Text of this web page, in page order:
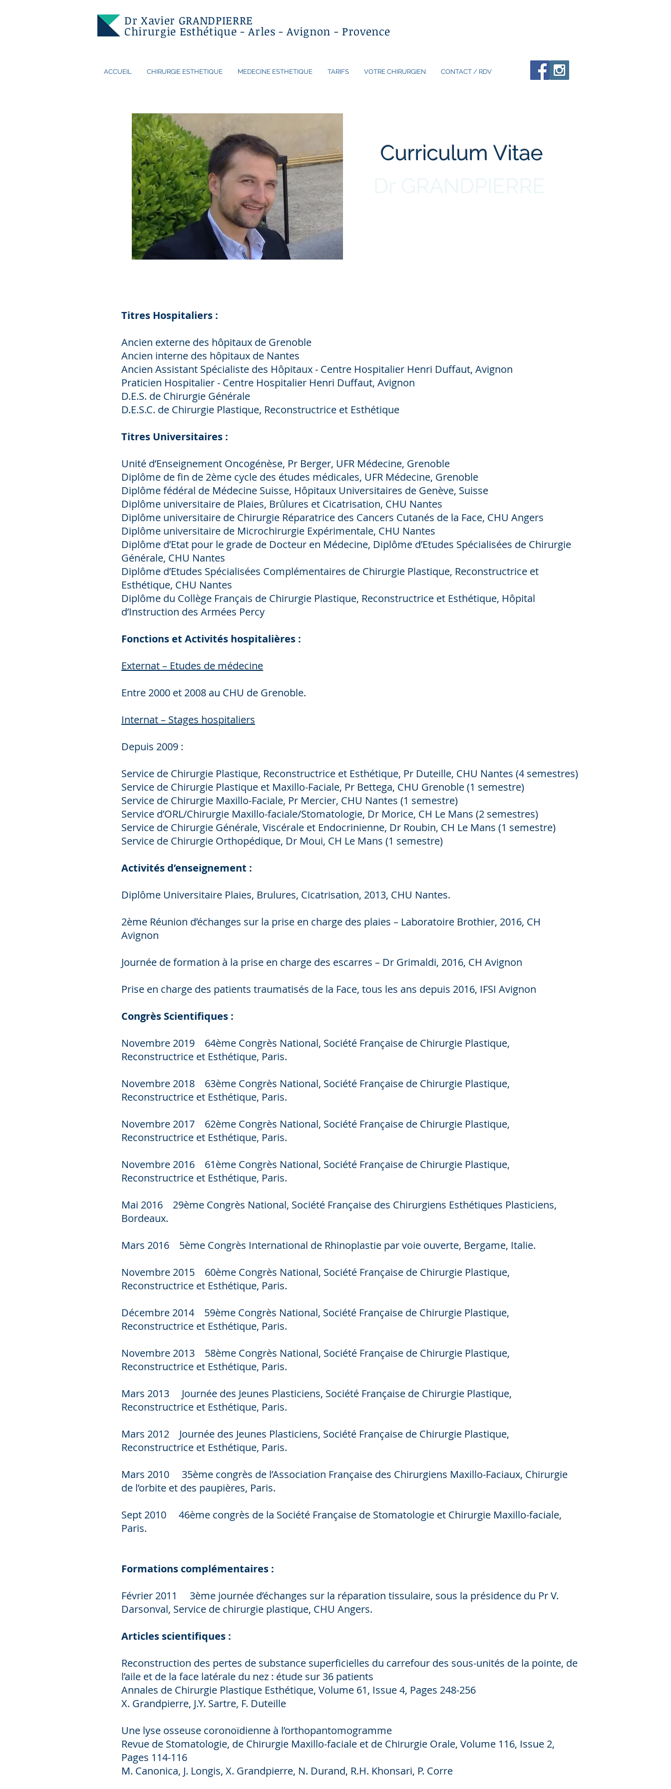
Dr Xavier GRANDPIERRE
Chirurgie Esthétique - Arles - Avignon - Provence
ACCUEIL CHIRURGIE ESTHETIQUE MEDECINE ESTHETIQUE TARIFS VOTRE CHIRURGIEN CONTACT / RDV
Curriculum Vitae
Titres Hospitaliers :
Ancien externe des hôpitaux de Grenoble
Ancien interne des hôpitaux de Nantes
Ancien Assistant Spécialiste des Hôpitaux - Centre Hospitalier Henri Duffaut, Avignon
Praticien Hospitalier - Centre Hospitalier Henri Duffaut, Avignon
D.E.S. de Chirurgie Générale
D.E.S.C. de Chirurgie Plastique, Reconstructrice et Esthétique
Titres Universitaires :
Unité d’Enseignement Oncogénèse, Pr Berger, UFR Médecine, Grenoble
Diplôme de fin de 2ème cycle des études médicales, UFR Médecine, Grenoble
Diplôme fédéral de Médecine Suisse, Hôpitaux Universitaires de Genève, Suisse
Diplôme universitaire de Plaies, Brûlures et Cicatrisation, CHU Nantes
Diplôme universitaire de Chirurgie Réparatrice des Cancers Cutanés de la Face, CHU Angers
Diplôme universitaire de Microchirurgie Expérimentale, CHU Nantes
Diplôme d’Etat pour le grade de Docteur en Médecine, Diplôme d’Etudes Spécialisées de Chirurgie
Générale, CHU Nantes
Diplôme d’Etudes Spécialisées Complémentaires de Chirurgie Plastique, Reconstructrice et
Esthétique, CHU Nantes
Diplôme du Collège Français de Chirurgie Plastique, Reconstructrice et Esthétique, Hôpital
d’Instruction des Armées Percy
Fonctions et Activités hospitalières :
Externat – Etudes de médecine
Entre 2000 et 2008 au CHU de Grenoble.
Internat – Stages hospitaliers
Depuis 2009 :
Service de Chirurgie Plastique, Reconstructrice et Esthétique, Pr Duteille, CHU Nantes (4 semestres)
Service de Chirurgie Plastique et Maxillo-Faciale, Pr Bettega, CHU Grenoble (1 semestre)
Service de Chirurgie Maxillo-Faciale, Pr Mercier, CHU Nantes (1 semestre)
Service d’ORL/Chirurgie Maxillo-faciale/Stomatologie, Dr Morice, CH Le Mans (2 semestres)
Service de Chirurgie Générale, Viscérale et Endocrinienne, Dr Roubin, CH Le Mans (1 semestre)
Service de Chirurgie Orthopédique, Dr Moui, CH Le Mans (1 semestre)
Activités d’enseignement :
Diplôme Universitaire Plaies, Brulures, Cicatrisation, 2013, CHU Nantes.
2ème Réunion d’échanges sur la prise en charge des plaies – Laboratoire Brothier, 2016, CH
Avignon
Journée de formation à la prise en charge des escarres – Dr Grimaldi, 2016, CH Avignon
Prise en charge des patients traumatisés de la Face, tous les ans depuis 2016, IFSI Avignon
Congrès Scientifiques :
Novembre 2019 64ème Congrès National, Société Française de Chirurgie Plastique,
Reconstructrice et Esthétique, Paris.
Novembre 2018 63ème Congrès National, Société Française de Chirurgie Plastique,
Reconstructrice et Esthétique, Paris.
Novembre 2017 62ème Congrès National, Société Française de Chirurgie Plastique,
Reconstructrice et Esthétique, Paris.
Novembre 2016 61ème Congrès National, Société Française de Chirurgie Plastique,
Reconstructrice et Esthétique, Paris.
Mai 2016 29ème Congrès National, Société Française des Chirurgiens Esthétiques Plasticiens,
Bordeaux.
Mars 2016 5ème Congrès International de Rhinoplastie par voie ouverte, Bergame, Italie.
Novembre 2015 60ème Congrès National, Société Française de Chirurgie Plastique,
Reconstructrice et Esthétique, Paris.
Décembre 2014 59ème Congrès National, Société Française de Chirurgie Plastique,
Reconstructrice et Esthétique, Paris.
Novembre 2013 58ème Congrès National, Société Française de Chirurgie Plastique,
Reconstructrice et Esthétique, Paris.
Mars 2013 Journée des Jeunes Plasticiens, Société Française de Chirurgie Plastique,
Reconstructrice et Esthétique, Paris.
Mars 2012 Journée des Jeunes Plasticiens, Société Française de Chirurgie Plastique,
Reconstructrice et Esthétique, Paris.
Mars 2010 35ème congrès de l’Association Française des Chirurgiens Maxillo-Faciaux, Chirurgie
de l’orbite et des paupières, Paris.
Sept 2010 46ème congrès de la Société Française de Stomatologie et Chirurgie Maxillo-faciale,
Paris.
Formations complémentaires :
Février 2011 3ème journée d’échanges sur la réparation tissulaire, sous la présidence du Pr V.
Darsonval, Service de chirurgie plastique, CHU Angers.
Articles scientifiques :
Reconstruction des pertes de substance superficielles du carrefour des sous-unités de la pointe, de
l’aile et de la face latérale du nez : étude sur 36 patients
Annales de Chirurgie Plastique Esthétique, Volume 61, Issue 4, Pages 248-256
X. Grandpierre, J.Y. Sartre, F. Duteille
Une lyse osseuse coronoïdienne à l’orthopantomogramme
Revue de Stomatologie, de Chirurgie Maxillo-faciale et de Chirurgie Orale, Volume 116, Issue 2,
Pages 114-116
M. Canonica, J. Longis, X. Grandpierre, N. Durand, R.H. Khonsari, P. Corre